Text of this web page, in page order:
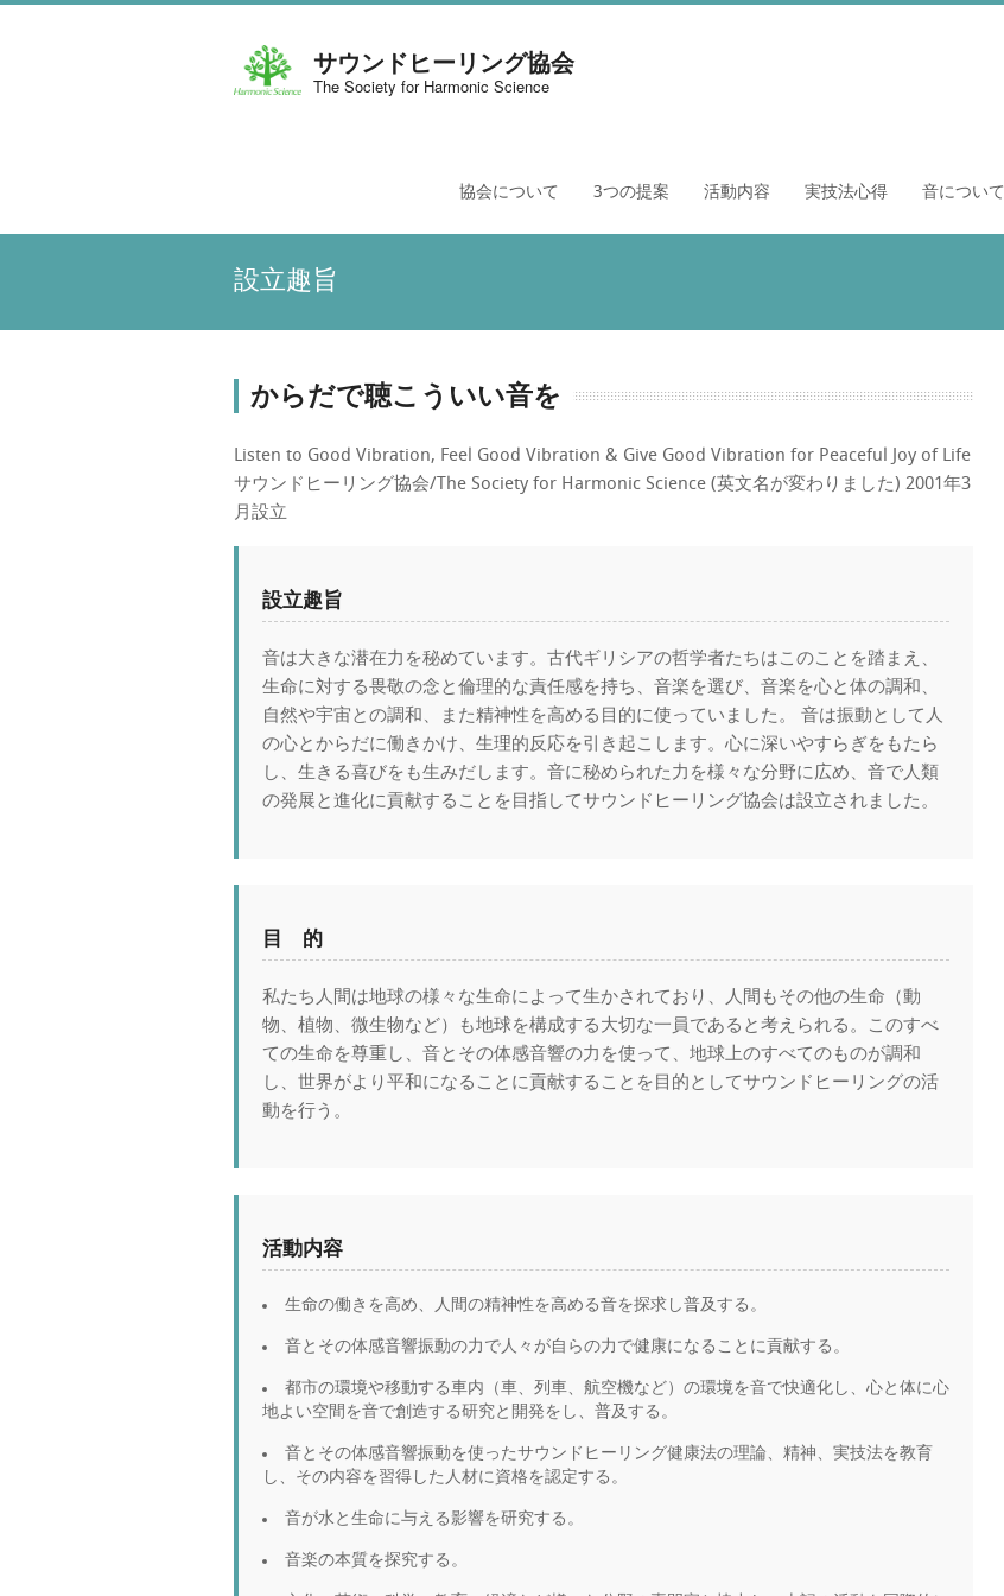
サウンドヒーリング協会
The Society for Harmonic Science
協会について 3つの提案 活動内容 実技法心得 音について
設立趣旨
からだで聴こういい音を
Listen to Good Vibration, Feel Good Vibration & Give Good Vibration for Peaceful Joy of Life
サウンドヒーリング協会/The Society for Harmonic Science (英文名が変わりました) 2001年3
月設立
設立趣旨
音は大きな潜在力を秘めています。古代ギリシアの哲学者たちはこのことを踏まえ、
生命に対する畏敬の念と倫理的な責任感を持ち、音楽を選び、音楽を心と体の調和、
自然や宇宙との調和、また精神性を高める目的に使っていました。 音は振動として人
の心とからだに働きかけ、生理的反応を引き起こします。心に深いやすらぎをもたら
し、生きる喜びをも生みだします。音に秘められた力を様々な分野に広め、音で人類
の発展と進化に貢献することを目指してサウンドヒーリング協会は設立されました。
目 的
私たち人間は地球の様々な生命によって生かされており、人間もその他の生命（動
物、植物、微生物など）も地球を構成する大切な一員であると考えられる。このすべ
ての生命を尊重し、音とその体感音響の力を使って、地球上のすべてのものが調和
し、世界がより平和になることに貢献することを目的としてサウンドヒーリングの活
動を行う。
活動内容
生命の働きを高め、人間の精神性を高める音を探求し普及する。
音とその体感音響振動の力で人々が自らの力で健康になることに貢献する。
都市の環境や移動する車内（車、列車、航空機など）の環境を音で快適化し、心と体に心
地よい空間を音で創造する研究と開発をし、普及する。
音とその体感音響振動を使ったサウンドヒーリング健康法の理論、精神、実技法を教育
し、その内容を習得した人材に資格を認定する。
音が水と生命に与える影響を研究する。
音楽の本質を探究する。